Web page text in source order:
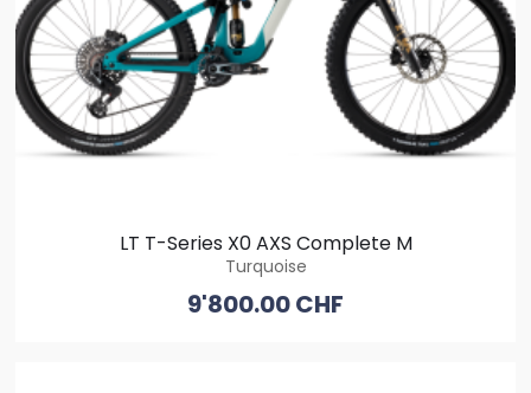
LT T-Series X0 AXS Complete M
Turquoise
9'800.00 CHF